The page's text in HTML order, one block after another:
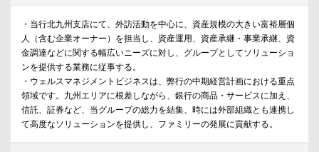
・当行北九州支店にて、外訪活動を中心に、資産規模の大きい富裕層個
人（含む企業オーナー）を担当し、資産運用、資産承継・事業承継、資
金調達などに関する幅広いニーズに対し、グループとしてソリューショ
ンを提供する業務に従事する。
・ウェルスマネジメントビジネスは、弊行の中期経営計画における重点
領域です。九州エリアに根差しながら、銀行の商品・サービスに加え、
信託、証券など、当グループの総力を結集、時には外部組織とも連携し
て高度なソリューションを提供し、ファミリーの発展に貢献する。